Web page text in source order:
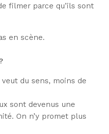
filmer parce qu’ils sont
en scène.
du sens, moins de
sont devenus une
On n’y promet plus